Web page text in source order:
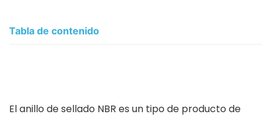
Tabla de contenido
El anillo de sellado NBR es un tipo de producto de